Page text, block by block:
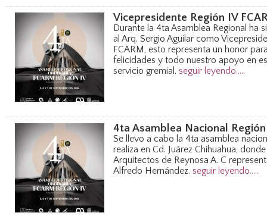
Vicepresidente Región IV
Durante la 4ta Asamblea Regional ha
al Arq. Sergio Aguilar como
FCARM, esto representa un honor
felicidades y todo nuestro apoyo en
servicio gremial. seguir leyendo.....
4ta Asamblea Nacional
Se llevo a cabo la 4ta asamblea
realiza en Cd. Juárez Chihuahua,
Arquitectos de Reynosa A. C
Alfredo Hernández. seguir leyendo.....